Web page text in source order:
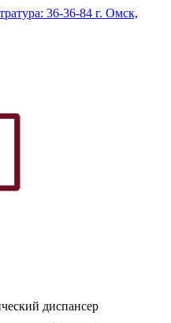
36-36-84 г. Омск,
диспансер